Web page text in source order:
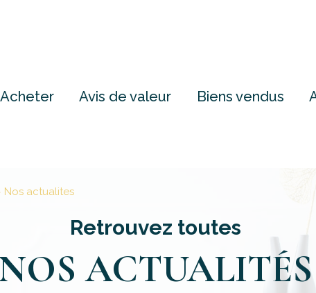
Acheter Avis de valeur Biens vendus
Nos actualites
Retrouvez toutes
ACTUALITÉS